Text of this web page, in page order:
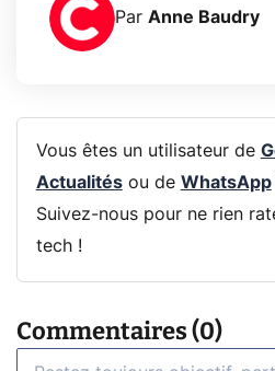
Par Anne Baudry
Vous êtes un utilisateur de
Actualitésou de WhatsApp
Suivez-nous pour ne rien
tech !
Commentaires (0)